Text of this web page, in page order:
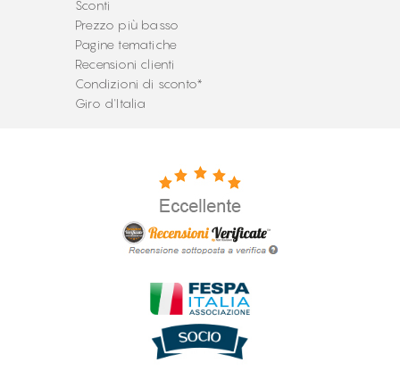
Sconti
Prezzo più basso
Pagine tematiche
Recensioni clienti
Condizioni di sconto*
Giro d'Italia